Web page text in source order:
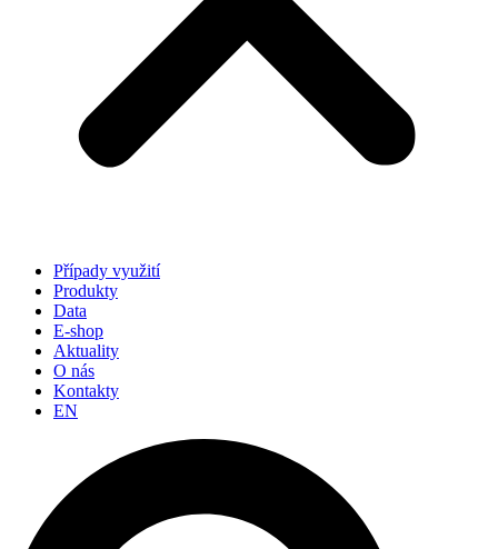
Případy využití
Produkty
Data
E-shop
Aktuality
O nás
Kontakty
EN